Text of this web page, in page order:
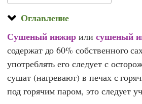
Оглавление
Сушеный инжир илисушеный
содержат до 60% собственного
употреблять его следует с
сушат (нагревают) в печах с
под горячим паром, это следует